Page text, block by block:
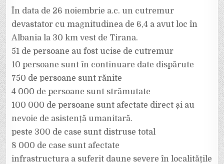
În data de 26 noiembrie a.c. un cutremur
devastator cu magnitudinea de 6,4 a avut loc în
Albania la 30 km vest de Tirana.
51 de persoane au fost ucise de cutremur
10 persoane sunt în continuare date dispărute
750 de persoane sunt rănite
4 000 de persoane sunt strămutate
100 000 de persoane sunt afectate direct și au
nevoie de asistență umanitară.
peste 300 de case sunt distruse total
8 000 de case sunt afectate
infrastructura a suferit daune severe în localitățile